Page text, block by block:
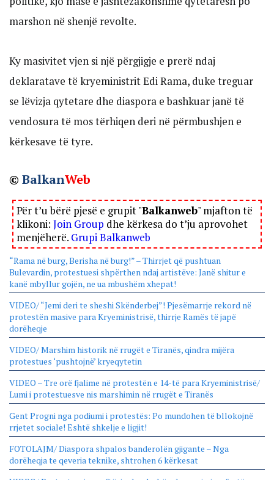
marshon në shenjë revolte.
Ky masivitet vjen si një përgjigje e prerë ndaj
deklaratave të kryeministrit Edi Rama, duke treguar
se lëvizja qytetare dhe diaspora e bashkuar janë të
vendosura të mos tërhiqen deri në përmbushjen e
kërkesave të tyre.
© BalkanWeb
Për t’u bërë pjesë e grupit "Balkanweb" mjafton të
klikoni: Join Group dhe kërkesa do t’ju aprovohet
menjëherë. Grupi Balkanweb
“Rama në burg, Berisha në burg!” – Thirrjet që pushtuan
Bulevardin, protestuesi shpërthen ndaj artistëve: Janë shitur e
kanë mbyllur gojën, ne ua mbushëm xhepat!
VIDEO/ “Jemi deri te sheshi Skënderbej”! Pjesëmarrje rekord në
protestën masive para Kryeministrisë, thirrje Ramës të japë
dorëheqje
VIDEO/ Marshim historik në rrugët e Tiranës, qindra mijëra
protestues ‘pushtojnë’ kryeqytetin
VIDEO – Tre orë fjalime në protestën e 14-të para Kryeministrisë/
Lumi i protestuesve nis marshimin në rrugët e Tiranës
Gent Progni nga podiumi i protestës: Po mundohen të bllokojnë
rrjetet sociale! Është shkelje e ligjit!
FOTOLAJM/ Diaspora shpalos banderolën gjigante – Nga
dorëheqja te qeveria teknike, shtrohen 6 kërkesat